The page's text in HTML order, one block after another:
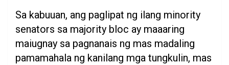
Sa kabuuan, ang paglipat ng ilang minority
senators sa majority bloc ay maaaring
maiugnay sa pagnanais ng mas madaling
pamamahala ng kanilang mga tungkulin, mas